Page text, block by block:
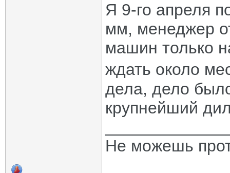
Я 9-го апреля
мм, менеджер
машин только
ждать около
дела, дело
крупнейший
Не можешь